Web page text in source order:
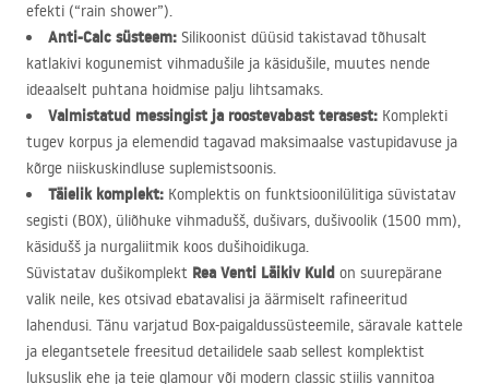
efekti (“rain shower”).
Anti-Calc süsteem: Silikoonist düüsid takistavad tõhusalt
katlakivi kogunemist vihmadušile ja käsidušile, muutes nende
ideaalselt puhtana hoidmise palju lihtsamaks.
Valmistatud messingist ja roostevabast terasest: Komplekti
tugev korpus ja elemendid tagavad maksimaalse vastupidavuse ja
kõrge niiskuskindluse suplemistsoonis.
Täielik komplekt: Komplektis on funktsioonilülitiga süvistatav
segisti (BOX), üliõhuke vihmadušš, dušivars, dušivoolik (1500 mm),
käsidušš ja nurgaliitmik koos dušihoidikuga.
Süvistatav dušikomplekt Rea Venti Läikiv Kuld on suurepärane
valik neile, kes otsivad ebatavalisi ja äärmiselt rafineeritud
lahendusi. Tänu varjatud Box-paigaldussüsteemile, säravale kattele
ja elegantsetele freesitud detailidele saab sellest komplektist
luksuslik ehe ja teie glamour või modern classic stiilis vannitoa